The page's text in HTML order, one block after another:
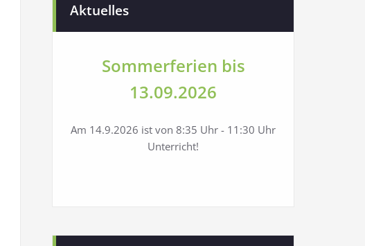
Aktuelles
Sommerferien bis
13.09.2026
Am 14.9.2026 ist von 8:35 Uhr - 11:30 Uhr
Unterricht!